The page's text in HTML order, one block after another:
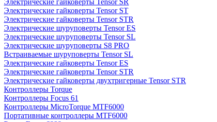
Электрические гайковерты Tensor SR
Электрические гайковерты Tensor ST
Электрические гайковерты Tensor STR
Электрические шуруповерты Tensor ES
Электрические шуруповерты Tensor SL
Электрические шуруповерты S8 PRO
Встраиваемые шуруповерты Tensor SL
Электрические гайковерты Tensor ES
Электрические гайковерты Tensor STR
Электрические гайковерты двухтригерные Tensor STR
Контроллеры Torque
Контроллеры Focus 61
Контроллеры MicroTorque MTF6000
Портативные контроллеры MTF6000